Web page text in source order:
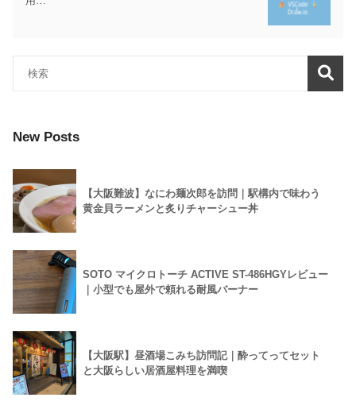
New Posts
【大阪難波】なにわ麺次郎を訪問｜駅構内で味わう
黄金貝ラーメンと炙りチャーシュー丼
SOTO マイクロトーチ ACTIVE ST-486HGYレビュー
｜小型でも屋外で頼れる耐風バーナー
【大阪駅】昼酒場こみち訪問記｜酔ってってセット
と大阪らしい居酒屋料理を満喫